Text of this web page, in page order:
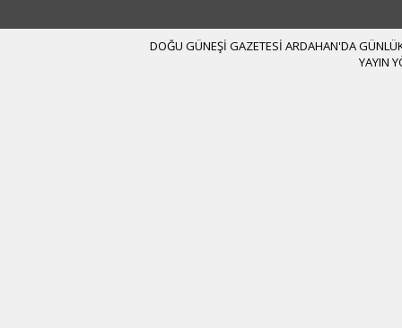
DOĞU GÜNEŞİ GAZETESİ ARDAHAN'DA
YAYIN